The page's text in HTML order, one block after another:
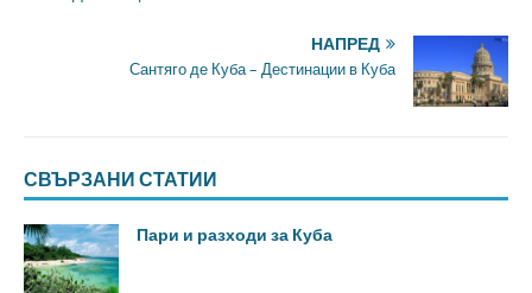
НАПРЕД
Сантяго де Куба – Дестинации в Куба
СВЪРЗАНИ СТАТИИ
Пари и разходи за Куба